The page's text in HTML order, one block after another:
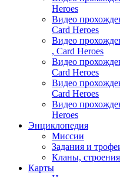
Heroes
Видео
Card Heroes
Видео
, Card Heroes
Видео
Card Heroes
Видео
Card Heroes
Видео
Heroes
Энциклопедия
Миссии
Задания и
Кланы, строения
Карты